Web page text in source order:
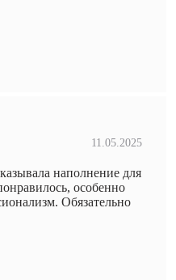
11.05.2025
наполнение для
особенно
Обязательно